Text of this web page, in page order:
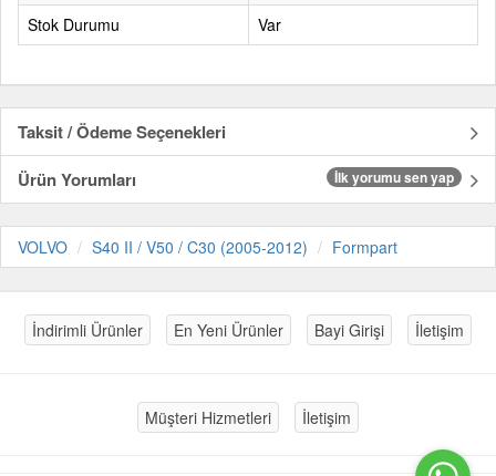
Stok Durumu
Var
Taksit / Ödeme Seçenekleri
Ürün Yorumları
İlk yorumu sen yap
VOLVO S40 II / V50 / C30 (2005-2012) Formpart
İndirimli Ürünler En Yeni Ürünler Bayi Girişi İletişim
Müşteri Hizmetleri İletişim